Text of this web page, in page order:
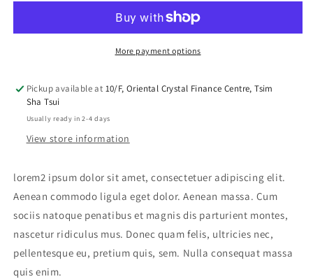
More payment options
Pickup available at 10/F, Oriental Crystal Finance Centre, Tsim
Sha Tsui
Usually ready in 2-4 days
View store information
lorem2 ipsum dolor sit amet, consectetuer adipiscing elit.
Aenean commodo ligula eget dolor. Aenean massa. Cum
sociis natoque penatibus et magnis dis parturient montes,
nascetur ridiculus mus. Donec quam felis, ultricies nec,
pellentesque eu, pretium quis, sem. Nulla consequat massa
quis enim.